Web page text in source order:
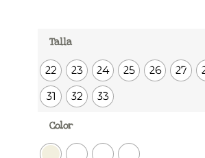
Talla
22 23 24 25 26 27
31
32 33
Color